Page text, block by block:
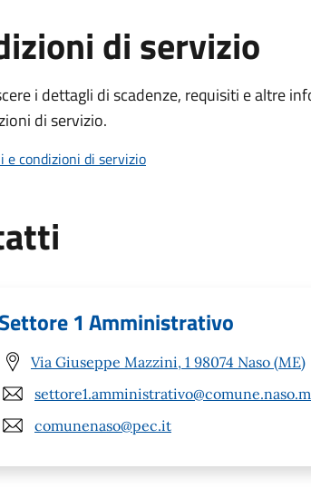
di servizio
i dettagli di scadenze, requisiti e altre
di servizio.
e condizioni di servizio
Settore 1 Amministrativo
Via Giuseppe Mazzini, 1 98074 Naso (ME)
comunenaso@pec.it